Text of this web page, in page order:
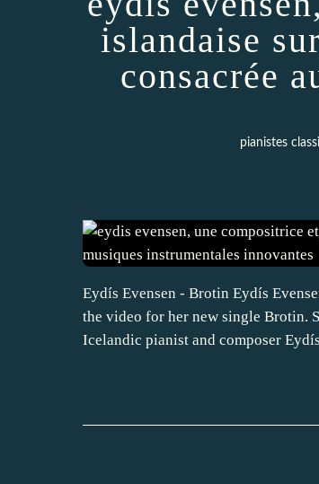
islandaise
consacrée
pianistes
Eydís Evensen - Brotin Eydís
the video for her new single Brotin.
Icelandic pianist and composer